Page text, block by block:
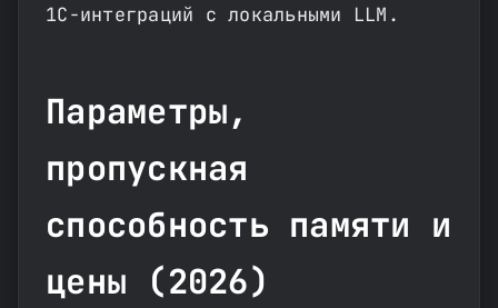
1С-интеграций с локальными LLM.
Параметры,
пропускная
способность памяти и
цены (2026)